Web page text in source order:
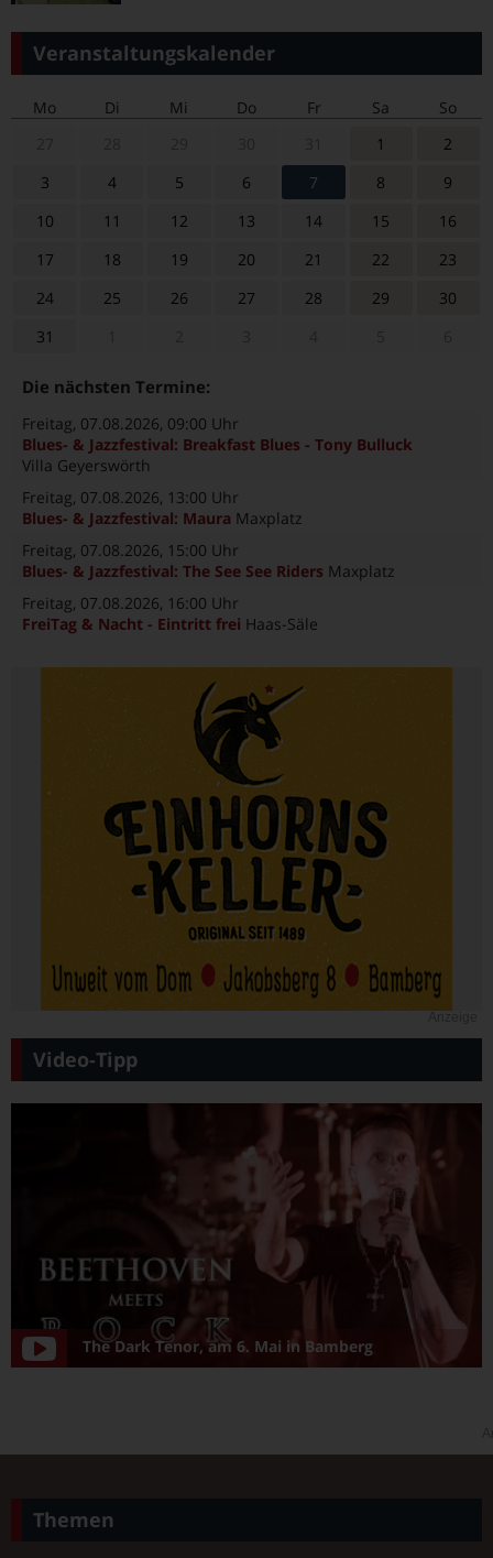
Veranstaltungskalender
Mo Di Mi Do Fr Sa
So
1
2
3
4 5 6 7 8
9
10
11 12 13 14 15
16
17
18 19 20 21 22
23
24
25 26 27 28 29
30
31
Die nächsten Termine:
Freitag, 07.08.2026, 09:00 Uhr
Blues- & Jazzfestival: Breakfast Blues - Tony Bulluck
Villa Geyerswörth
Freitag, 07.08.2026, 13:00 Uhr
Blues- & Jazzfestival: Maura Maxplatz
Freitag, 07.08.2026, 15:00 Uhr
Blues- & Jazzfestival: The See See Riders Maxplatz
Freitag, 07.08.2026, 16:00 Uhr
FreiTag & Nacht - Eintritt frei Haas-Säle
Video-Tipp
The Dark Tenor, am 6. Mai in Bamberg
Themen